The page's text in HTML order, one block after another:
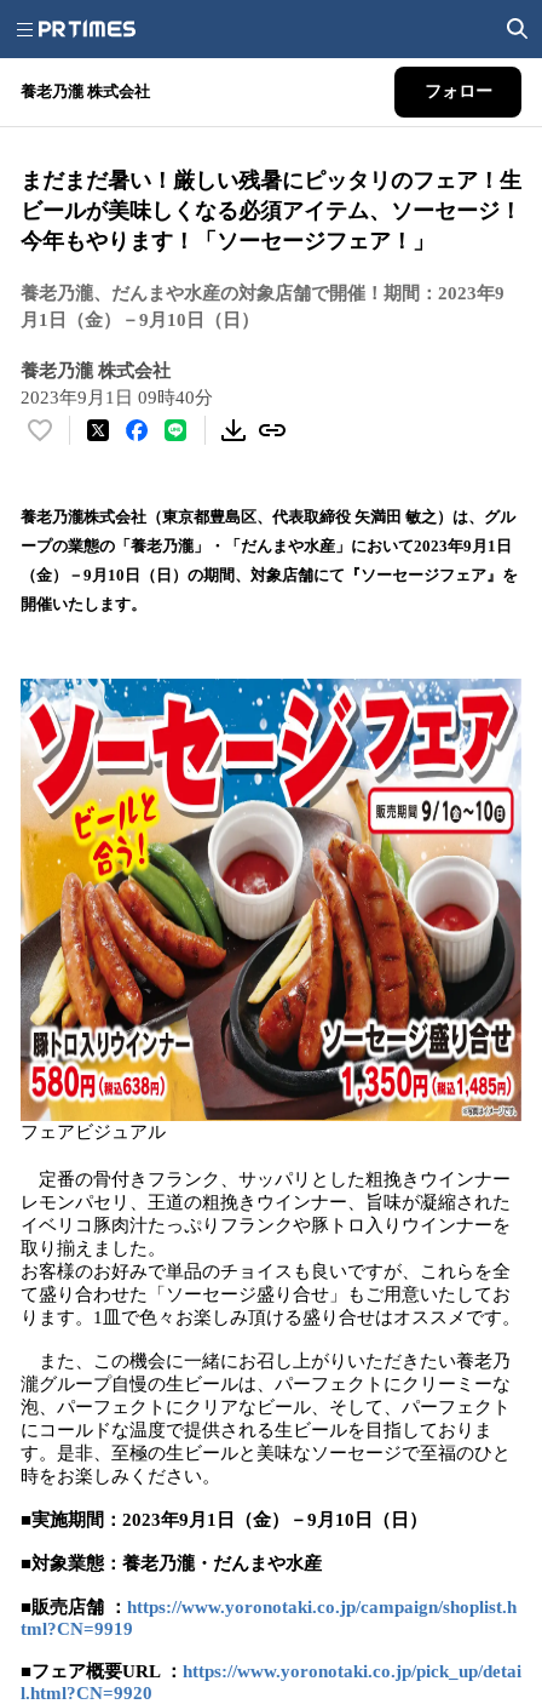
養老乃瀧 株式会社 フォロー
まだまだ暑い！厳しい残暑にピッタリのフェア！生
ビールが美味しくなる必須アイテム、ソーセージ！
今年もやります！「ソーセージフェア！」
養老乃瀧、だんまや水産の対象店舗で開催！期間：2023年9
月1日（金）－9月10日（日）
養老乃瀧 株式会社
2023年9月1日 09時40分
い
！
数
を
読
中
で
す
養老乃瀧株式会社（東京都豊島区、代表取締役 矢満田 敏之）は、グル
ープの業態の「養老乃瀧」・「だんまや水産」において2023年9月1日
（金）－9月10日（日）の期間、対象店舗にて『ソーセージフェア』を
開催いたします。
フェアビジュアル
定番の骨付きフランク、サッパリとした粗挽きウインナー
レモンパセリ、王道の粗挽きウインナー、旨味が凝縮された
イベリコ豚肉汁たっぷりフランクや豚トロ入りウインナーを
取り揃えました。
お客様のお好みで単品のチョイスも良いですが、これらを全
て盛り合わせた「ソーセージ盛り合せ」もご用意いたしてお
ります。1皿で色々お楽しみ頂ける盛り合せはオススメです。
また、この機会に一緒にお召し上がりいただきたい養老乃
瀧グループ自慢の生ビールは、パーフェクトにクリーミーな
泡、パーフェクトにクリアなビール、そして、パーフェクト
にコールドな温度で提供される生ビールを目指しておりま
す。是非、至極の生ビールと美味なソーセージで至福のひと
時をお楽しみください。
■実施期間：2023年9月1日（金）－9月10日（日）
■対象業態：養老乃瀧・だんまや水産
■販売店舗 ： https://www.yoronotaki.co.jp/campaign/shoplist.h
tml?CN=9919
■フェア概要URL ： https://www.yoronotaki.co.jp/pick_up/detai
l.html?CN=9920